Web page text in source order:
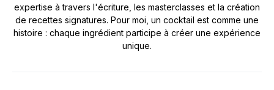
expertise à travers l'écriture, les masterclasses et la création
de recettes signatures. Pour moi, un cocktail est comme une
histoire : chaque ingrédient participe à créer une expérience
unique.